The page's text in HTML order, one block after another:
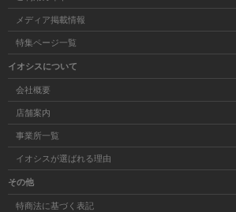
メディア掲載情報
特集ページ一覧
イオシスについて
会社概要
店舗案内
事業所一覧
イオシスが選ばれる理由
その他
特商法に基づく表記